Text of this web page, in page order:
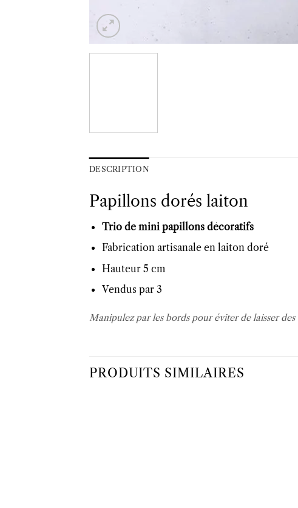
DESCRIPTION
Papillons dorés laiton
Trio de mini papillons décoratifs
Fabrication artisanale en laiton doré
Hauteur 5 cm
Vendus par 3
Manipulez par les bords pour éviter de laisser des
PRODUITS SIMILAIRES